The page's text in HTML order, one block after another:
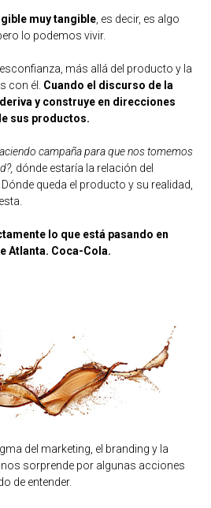
muy tangible, es decir, es algo
lo podemos vivir.
más allá del producto y la
con él. Cuando el discurso de la
y construye en direcciones
sus productos.
campaña para que nos tomemos
dónde estaría la relación del
queda el producto y su realidad,
lo que está pasando en
Atlanta. Coca-Cola.
del marketing, el branding y la
sorprende por algunas acciones
de entender.